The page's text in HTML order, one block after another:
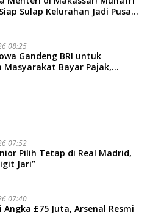
Sulap Kelurahan Jadi Pusat
08:25
Gandeng BRI untuk
Masyarakat Bayar Pajak,
07:52
Pilih Tetap di Real Madrid,
Jari”
07:40
Angka £75 Juta, Arsenal Resmi